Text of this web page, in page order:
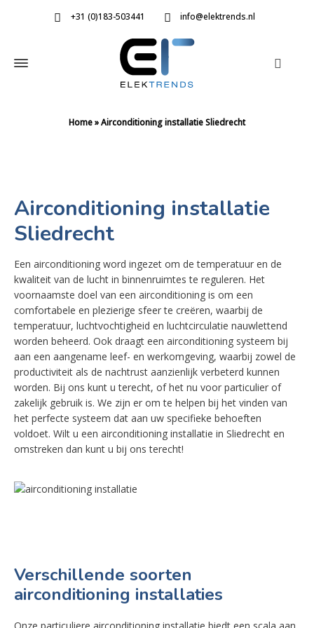
+31 (0)183-503441 info@elektrends.nl
Home»Airconditioning installatie Sliedrecht
Airconditioning installatie
Sliedrecht
Een airconditioning word ingezet om de temperatuur en de
kwaliteit van de lucht in binnenruimtes te reguleren. Het
voornaamste doel van een airconditioning is om een
comfortabele en plezierige sfeer te creëren, waarbij de
temperatuur, luchtvochtigheid en luchtcirculatie nauwlettend
worden beheerd. Ook draagt een airconditioning systeem bij
aan een aangename leef- en werkomgeving, waarbij zowel de
productiviteit als de nachtrust aanzienlijk verbeterd kunnen
worden. Bij ons kunt u terecht, of het nu voor particulier of
zakelijk gebruik is. We zijn er om te helpen bij het vinden van
het perfecte systeem dat aan uw specifieke behoeften
voldoet. Wilt u een airconditioning installatie in Sliedrecht en
omstreken dan kunt u bij ons terecht!
Verschillende soorten
airconditioning installaties